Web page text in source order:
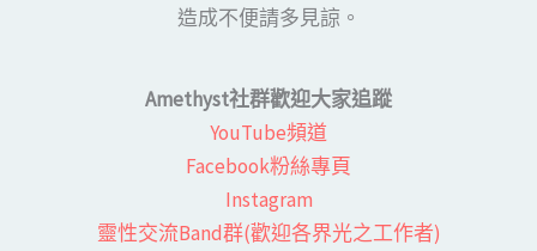
造成不便請多見諒。
Amethyst社群歡迎大家追蹤
YouTube頻道
Facebook粉絲專頁​
Instagram
靈性交流Band群(歡迎各界光之工作者)​